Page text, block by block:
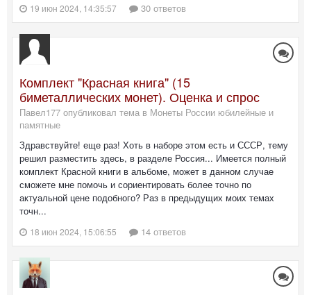
19 июн 2024, 14:35:57 30 ответов
Комплект "Красная книга" (15
биметаллических монет). Оценка и спрос
Павел177 опубликовал тема в Монеты России юбилейные и
памятные
Здравствуйте! еще раз! Хоть в наборе этом есть и СССР, тему
решил разместить здесь, в разделе Россия... Имеется полный
комплект Красной книги в альбоме, может в данном случае
сможете мне помочь и сориентировать более точно по
актуальной цене подобного? Раз в предыдущих моих темах
точн...
18 июн 2024, 15:06:55 14 ответов